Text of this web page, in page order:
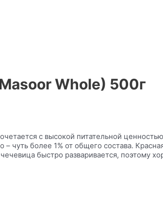
Whole) 500г
с высокой питательной
чуть более 1% от общего состава.
быстро разваривается, поэтому